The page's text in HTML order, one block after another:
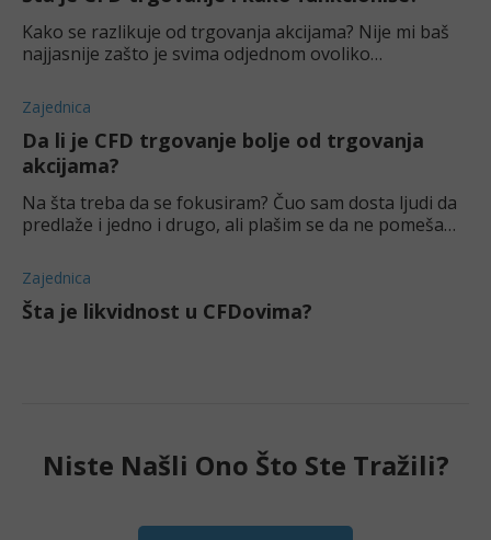
Kako se razlikuje od trgovanja akcijama? Nije mi baš
najjasnije zašto je svima odjednom ovoliko
Zajednica
Da li je CFD trgovanje bolje od trgovanja
akcijama?
Na šta treba da se fokusiram? Čuo sam dosta ljudi da
predlaže i jedno i drugo, ali plašim se da ne pomešam
Zajednica
Šta je likvidnost u CFDovima?
Niste Našli Ono Što Ste Tražili?